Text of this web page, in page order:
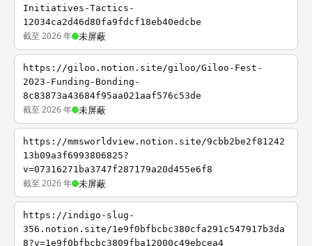
Initiatives-Tactics-
12034ca2d46d80fa9fdcf18eb40edcbe
截至 2026 年 未屏蔽
https://giloo.notion.site/giloo/Giloo-Fest-
2023-Funding-Bonding-
8c83873a43684f95aa021aaf576c53de
截至 2026 年 未屏蔽
https://mmsworldview.notion.site/9cbb2be2f81242
13b09a3f6993806825?
v=07316271ba3747f287179a20d455e6f8
截至 2026 年 未屏蔽
https://indigo-slug-
356.notion.site/1e9f0bfbcbc380cfa291c547917b3da
8?v=1e9f0bfbcbc3809fba12000c49ebcea4